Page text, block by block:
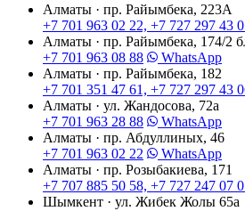
Алматы · пр. Райымбека, 223А
+7 701 963 02 22, +7 727 297 43
Алматы · пр. Райымбека, 174/2
+7 701 963 08 88
WhatsApp
Алматы · пр. Райымбека, 182
+7 701 351 47 61, +7 727 297 43
Алматы · ул. Жандосова, 72а
+7 701 963 28 88
WhatsApp
Алматы · пр. Абдуллиных, 46
+7 701 963 02 22
WhatsApp
Алматы · пр. Розыбакиева, 171
+7 707 885 50 58, +7 727 247 07
Шымкент · ул. Жибек Жолы 65а